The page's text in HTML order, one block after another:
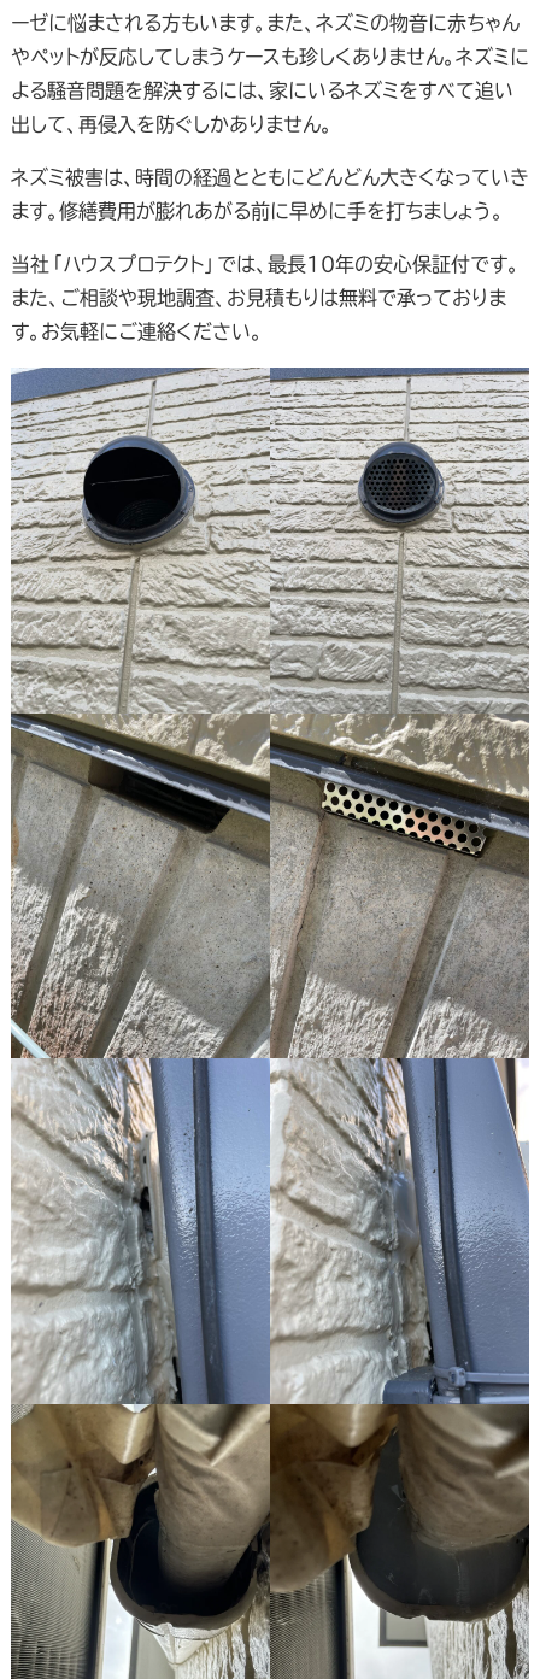
ーゼに悩まされる方もいます。また、ネズミの物音に赤ちゃん
やペットが反応してしまうケースも珍しくありません。ネズミに
よる騒音問題を解決するには、家にいるネズミをすべて追い
出して、再侵入を防ぐしかありません。
ネズミ被害は、時間の経過とともにどんどん大きくなっていき
ます。修繕費用が膨れあがる前に早めに手を打ちましょう。
当社「ハウスプロテクト」では、最長10年の安心保証付です。
また、ご相談や現地調査、お見積もりは無料で承っておりま
す。お気軽にご連絡ください。